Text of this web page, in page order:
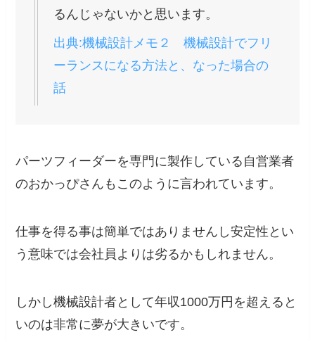
るんじゃないかと思います。
出典:機械設計メモ２ 機械設計でフリ
ーランスになる方法と、なった場合の
話
パーツフィーダーを専門に製作している自営業者
のおかっぴさんもこのように言われています。
仕事を得る事は簡単ではありませんし安定性とい
う意味では会社員よりは劣るかもしれません。
しかし機械設計者として年収1000万円を超えると
いのは非常に夢が大きいです。